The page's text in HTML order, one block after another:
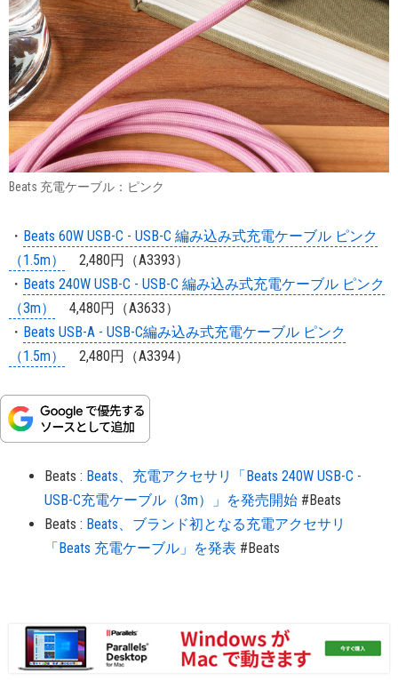
Beats 充電ケーブル：ピンク
・ Beats 60W USB-C - USB-C 編み込み式充電ケーブル ピンク
（1.5m）
2,480円（A3393）
・ Beats 240W USB-C - USB-C 編み込み式充電ケーブル ピンク
（3m）
4,480円（A3633）
・ Beats USB-A - USB-C編み込み式充電ケーブル ピンク
（1.5m）
2,480円（A3394）
Beats : Beats、充電アクセサリ「Beats 240W USB-C -
USB-C充電ケーブル（3m）」を発売開始 #Beats
Beats : Beats、ブランド初となる充電アクセサリ
「Beats 充電ケーブル」を発表 #Beats